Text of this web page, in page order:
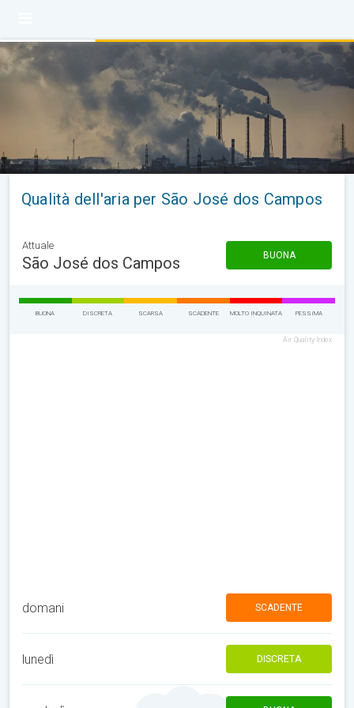
Qualità dell'aria per São José dos Campos
Attuale
São José dos Campos BUONA
BUONA DISCRETA SCARSA SCADENTE MOLTO INQUINATA PESSIMA
Air Quality Index
domani SCADENTE
lunedì DISCRETA